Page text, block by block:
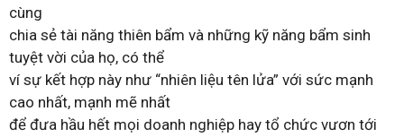
cùng
chia sẻ tài năng thiên bẩm và những kỹ năng bẩm sinh
tuyệt vời của họ, có thể
ví sự kết hợp này như “nhiên liệu tên lửa” với sức mạnh
cao nhất, mạnh mẽ nhất
để đưa hầu hết mọi doanh nghiệp hay tổ chức vươn tới